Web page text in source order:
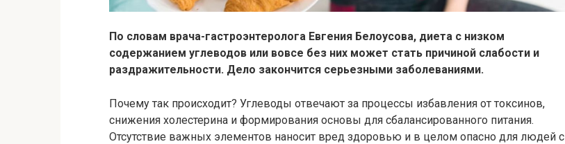
По словам врача-гастроэнтеролога Евгения Белоусова, диета с низком
содержанием углеводов или вовсе без них может стать причиной слабости и
раздражительности. Дело закончится серьезными заболеваниями.
Почему так происходит? Углеводы отвечают за процессы избавления от токсинов,
снижения холестерина и формирования основы для сбалансированного питания.
Отсутствие важных элементов наносит вред здоровью и в целом опасно для людей с